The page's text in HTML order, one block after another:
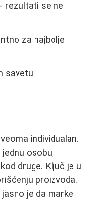
rezultati se ne
za najbolje
savetu
individualan.
osobu,
druge. Ključ je u
proizvoda.
je da marke